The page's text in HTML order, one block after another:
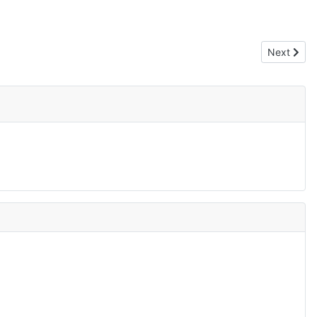
Next
Next